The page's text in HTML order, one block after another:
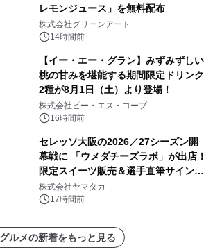
レモンジュース」を無料配布
株式会社グリーンアート
14時間前
【イー・エー・グラン】みずみずしい
桃の甘みを堪能する期間限定ドリンク
2種が8月1日（土）より登場！
株式会社ピー・エス・コープ
16時間前
セレッソ大阪の2026／27シーズン開
幕戦に 「ウメダチーズラボ」が出店！
限定スイーツ販売＆選手直筆サイング
ッズが当たる抽選会を 8月8日に開催
株式会社ヤマタカ
17時間前
グルメの新着をもっと見る